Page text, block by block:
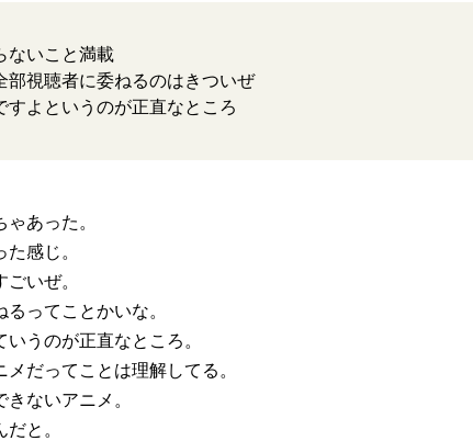
ないこと満載
部視聴者に委ねるのはきついぜ
すよというのが正直なところ
あった。
感じ。
いぜ。
ってことかいな。
うのが正直なところ。
だってことは理解してる。
ないアニメ。
と。